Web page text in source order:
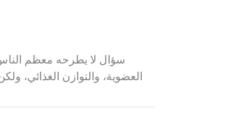
سؤال لا يطرحه معظم الناس
العضوية، والتوازن الغذائي،